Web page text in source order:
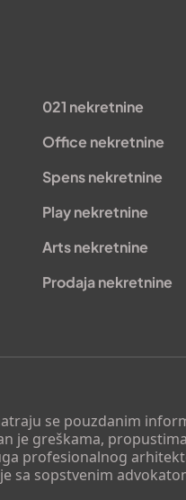
se pouzdanim
greškama,
profesionalnog
sa sopstvenim
021 nekretnine
Office nekretnine
Spens nekretnine
Play nekretnine
Arts nekretnine
Prodaja nekretnine